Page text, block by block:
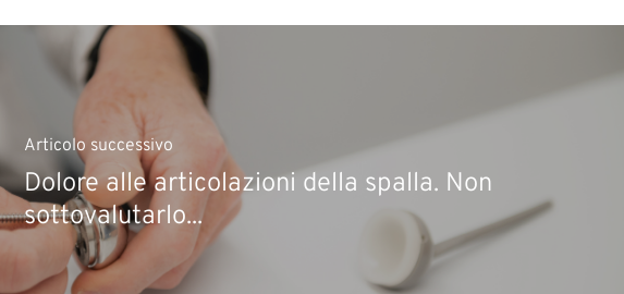
Articolo successivo
Dolore alle articolazioni della spalla. Non
sottovalutarlo...